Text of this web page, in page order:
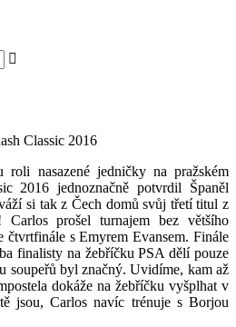
Classic 2016
nasazené jedničky na pražském
2016 jednoznačně potvrdil Španěl
si tak z Čech domů svůj třetí titul z
Carlos prošel turnajem bez většího
čtvrtfinále s Emyrem Evansem. Finále
finalisty na žebříčku PSA dělí pouze
soupeřů byl značný. Uvidíme, kam až
dokáže na žebříčku vyšplhat v
jsou, Carlos navíc trénuje s Borjou